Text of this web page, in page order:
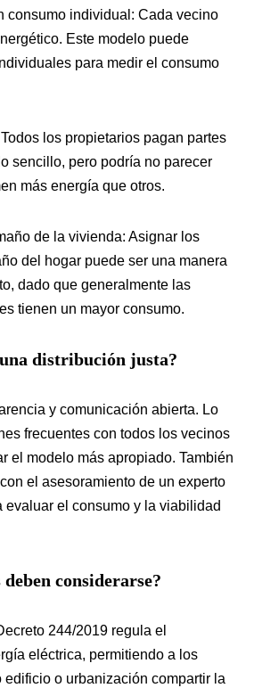
consumo individual: Cada vecino
Este modelo puede
para medir el consumo
los propietarios pagan partes
sencillo, pero podría no parecer
más energía que otros.
de la vivienda: Asignar los
del hogar puede ser una manera
dado que generalmente las
tienen un mayor consumo.
distribución justa?
y comunicación abierta. Lo
frecuentes con todos los vecinos
el modelo más apropiado. También
el asesoramiento de un experto
evaluar el consumo y la viabilidad
considerarse?
244/2019 regula el
eléctrica, permitiendo a los
edificio o urbanización compartir la